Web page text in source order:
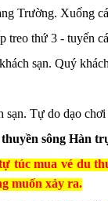
Trường. Xuống
treo thứ 3 - tuyến
sạn. Quý
sạn. Tự do dạo
sông Hàn
túc mua vé du
muốn xảy ra.